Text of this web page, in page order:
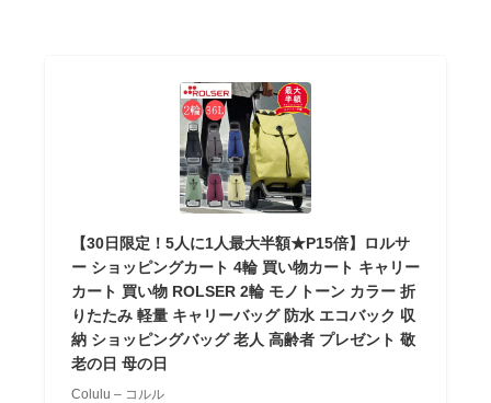
【30日限定！5人に1人最大半額★P15倍】ロルサ
ー ショッピングカート 4輪 買い物カート キャリー
カート 買い物 ROLSER 2輪 モノトーン カラー 折
りたたみ 軽量 キャリーバッグ 防水 エコバック 収
納 ショッピングバッグ 老人 高齢者 プレゼント 敬
老の日 母の日
Colulu – コルル